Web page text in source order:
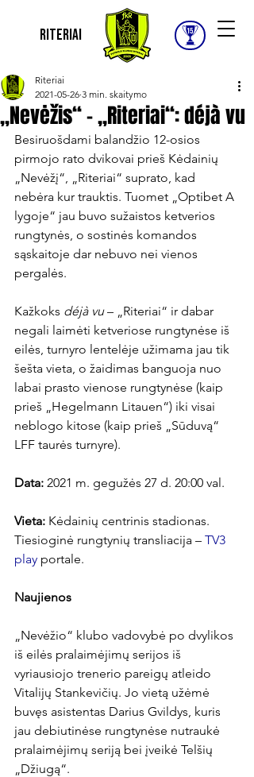
Riteriai
„Nevėžis“ – „Riteriai“: déjà vu
Riteriai
2021-05-26 3 min. skaitymo
Besiruošdami balandžio 12-osios
pirmojo rato dvikovai prieš Kėdainių
„Nevėžį“, „Riteriai“ suprato, kad
nebėra kur trauktis. Tuomet „Optibet A
lygoje“ jau buvo sužaistos ketverios
rungtynės, o sostinės komandos
sąskaitoje dar nebuvo nei vienos
pergalės.
Kažkoks déjà vu – „Riteriai“ ir dabar
negali laimėti ketveriose rungtynėse iš
eilės, turnyro lentelėje užimama jau tik
šešta vieta, o žaidimas banguoja nuo
labai prasto vienose rungtynėse (kaip
prieš „Hegelmann Litauen“) iki visai
neblogo kitose (kaip prieš „Sūduvą“
LFF taurės turnyre).
Data: 2021 m. gegužės 27 d. 20:00 val.
Vieta: Kėdainių centrinis stadionas.
Tiesioginė rungtynių transliacija – TV3
play portale.
Naujienos
„Nevėžio“ klubo vadovybė po dvylikos
iš eilės pralaimėjimų serijos iš
vyriausiojo trenerio pareigų atleido
Vitalijų Stankevičių. Jo vietą užėmė
buvęs asistentas Darius Gvildys, kuris
jau debiutinėse rungtynėse nutraukė
pralaimėjimų seriją bei įveikė Telšių
„Džiugą“.